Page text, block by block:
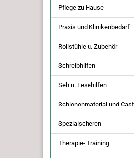
Pflege zu Hause
Praxis und Klinikenbedarf
Rollstühle u. Zubehör
Schreibhilfen
Seh u. Lesehilfen
Schienenmaterial und Cast
Spezialscheren
Therapie- Training